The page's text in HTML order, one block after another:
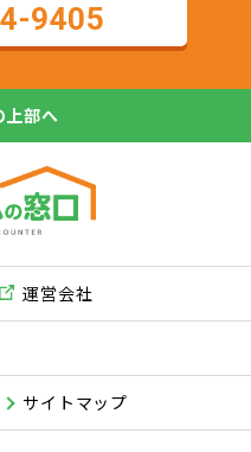
9405
上部へ
サイトマップ
運営会社